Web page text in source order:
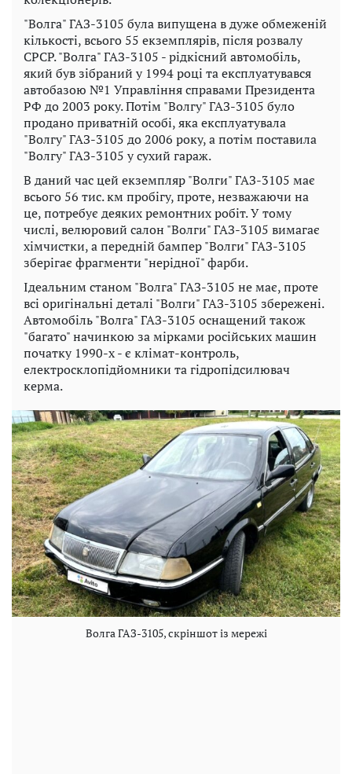
"Волга" ГАЗ-3105 була випущена в дуже обмеженій
кількості, всього 55 екземплярів, після розвалу
СРСР. "Волга" ГАЗ-3105 - рідкісний автомобіль,
який був зібраний у 1994 році та експлуатувався
автобазою №1 Управління справами Президента
РФ до 2003 року. Потім "Волгу" ГАЗ-3105 було
продано приватній особі, яка експлуатувала
"Волгу" ГАЗ-3105 до 2006 року, а потім поставила
"Волгу" ГАЗ-3105 у сухий гараж.
В даний час цей екземпляр "Волги" ГАЗ-3105 має
всього 56 тис. км пробігу, проте, незважаючи на
це, потребує деяких ремонтних робіт. У тому
числі, велюровий салон "Волги" ГАЗ-3105 вимагає
хімчистки, а передній бампер "Волги" ГАЗ-3105
зберігає фрагменти "нерідної" фарби.
Ідеальним станом "Волга" ГАЗ-3105 не має, проте
всі оригінальні деталі "Волги" ГАЗ-3105 збережені.
Автомобіль "Волга" ГАЗ-3105 оснащений також
"багато" начинкою за мірками російських машин
початку 1990-х - є клімат-контроль,
електросклопідйомники та гідропідсилювач
керма.
Волга ГАЗ-3105, скріншот із мережі